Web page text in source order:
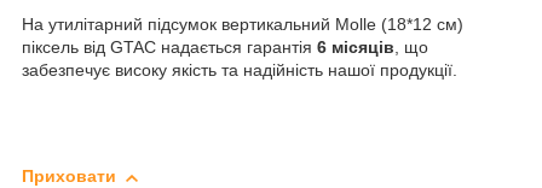
На утилітарний підсумок вертикальний Molle (18*12 см)
піксель від GTAC надається гарантія 6 місяців, що
забезпечує високу якість та надійність нашої продукції.
Приховати